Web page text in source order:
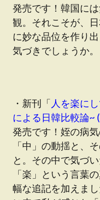
発売です！韓国に
観。それこそが、
に妙な品位を作り
気づきでしょうか。
・新刊「 人を楽に
による日韓比較論~
発売です！姪の病
「中」の動揺と、
と。その中で気づ
「楽」という言葉
幅な追記を加えま